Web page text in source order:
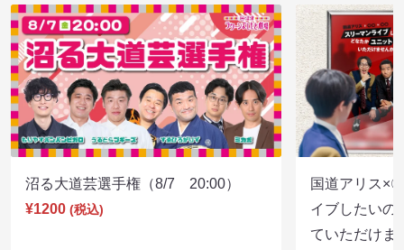
沼る大道芸選手権（8/7 20:00）
¥1200 (税込)
国道アリス×
イブしたいの
ていただけ